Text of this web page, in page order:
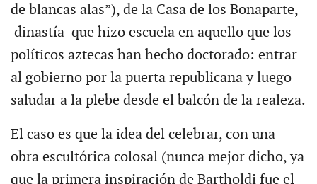
de blancas alas”), de la Casa de los Bonaparte,
dinastía que hizo escuela en aquello que los
políticos aztecas han hecho doctorado: entrar
al gobierno por la puerta republicana y luego
saludar a la plebe desde el balcón de la realeza.
El caso es que la idea del celebrar, con una
obra escultórica colosal (nunca mejor dicho, ya
que la primera inspiración de Bartholdi fue el